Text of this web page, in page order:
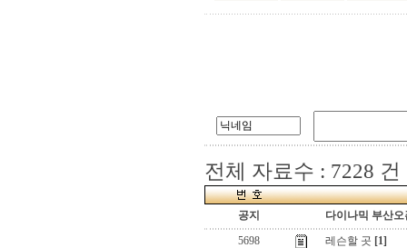
전체 자료수 : 7228 건
공지
다이나믹 부산
5698
레슨할 곳 [1]